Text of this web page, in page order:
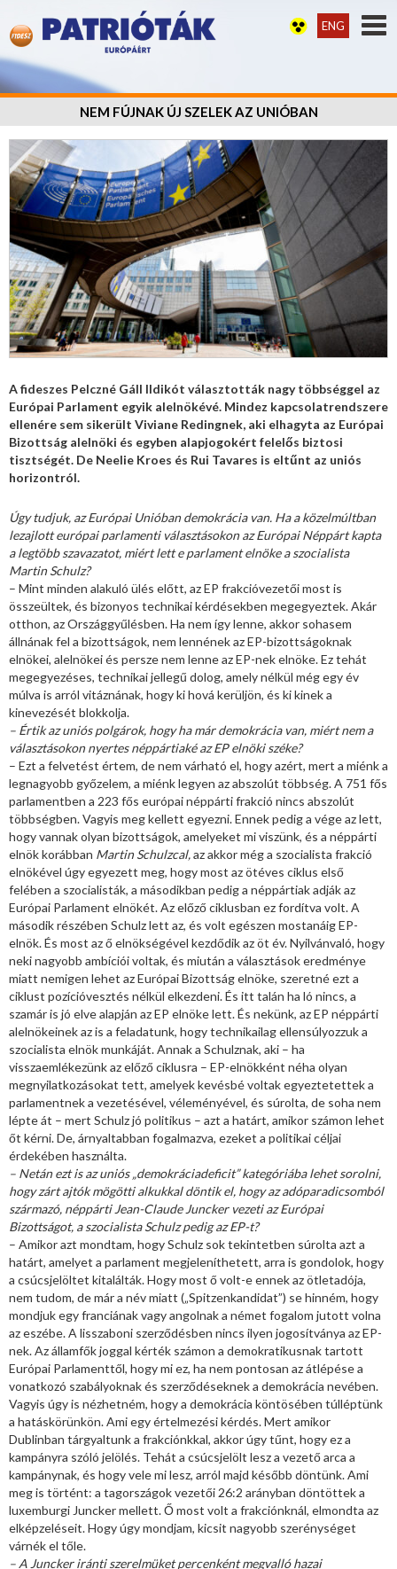
ENG
NEM FÚJNAK ÚJ SZELEK AZ UNIÓBAN
A fideszes Pelczné Gáll Ildikót választották nagy többséggel az
Európai Parlament egyik alelnökévé. Mindez kapcsolatrendszere
ellenére sem sikerült Viviane Redingnek, aki elhagyta az Európai
Bizottság alelnöki és egyben alapjogokért felelős biztosi
tisztségét. De Neelie Kroes és Rui Tavares is eltűnt az uniós
horizontról.
Úgy tudjuk, az Európai Unióban demokrácia van. Ha a közelmúltban
lezajlott európai parlamenti választásokon az Európai Néppárt kapta
a legtöbb szavazatot, miért lett e parlament elnöke a szocialista
Martin Schulz?
– Mint minden alakuló ülés előtt, az EP frakcióvezetői most is
összeültek, és bizonyos technikai kérdésekben megegyeztek. Akár
otthon, az Országgyűlésben. Ha nem így lenne, akkor sohasem
állnának fel a bizottságok, nem lennének az EP-bizottságoknak
elnökei, alelnökei és persze nem lenne az EP-nek elnöke. Ez tehát
megegyezéses, technikai jellegű dolog, amely nélkül még egy év
múlva is arról vitáznának, hogy ki hová kerüljön, és ki kinek a
kinevezését blokkolja.
– Értik az uniós polgárok, hogy ha már demokrácia van, miért nem a
választásokon nyertes néppártiaké az EP elnöki széke?
– Ezt a felvetést értem, de nem várható el, hogy azért, mert a miénk a
legnagyobb győzelem, a miénk legyen az abszolút többség. A 751 fős
parlamentben a 223 fős európai néppárti frakció nincs abszolút
többségben. Vagyis meg kellett egyezni. Ennek pedig a vége az lett,
hogy vannak olyan bizottságok, amelyeket mi viszünk, és a néppárti
elnök korábban Martin Schulzcal,az akkor még a szocialista frakció
elnökével úgy egyezett meg, hogy most az ötéves ciklus első
felében a szocialisták, a másodikban pedig a néppártiak adják az
Európai Parlament elnökét. Az előző ciklusban ez fordítva volt. A
második részében Schulz lett az, és volt egészen mostanáig EP-
elnök. És most az ő elnökségével kezdődik az öt év. Nyilvánvaló, hogy
neki nagyobb ambíciói voltak, és miután a választások eredménye
miatt nemigen lehet az Európai Bizottság elnöke, szeretné ezt a
ciklust pozícióvesztés nélkül elkezdeni. És itt talán ha ló nincs, a
szamár is jó elve alapján az EP elnöke lett. És nekünk, az EP néppárti
alelnökeinek az is a feladatunk, hogy technikailag ellensúlyozzuk a
szocialista elnök munkáját. Annak a Schulznak, aki – ha
visszaemlékezünk az előző ciklusra – EP-elnökként néha olyan
megnyilatkozásokat tett, amelyek kevésbé voltak egyeztetettek a
parlamentnek a vezetésével, véleményével, és súrolta, de soha nem
lépte át – mert Schulz jó politikus – azt a határt, amikor számon lehet
őt kérni. De, árnyaltabban fogalmazva, ezeket a politikai céljai
érdekében használta.
– Netán ezt is az uniós „demokráciadeficit” kategóriába lehet sorolni,
hogy zárt ajtók mögötti alkukkal döntik el, hogy az adóparadicsomból
származó, néppárti Jean-Claude Juncker vezeti az Európai
Bizottságot, a szocialista Schulz pedig az EP-t?
– Amikor azt mondtam, hogy Schulz sok tekintetben súrolta azt a
határt, amelyet a parlament megjeleníthetett, arra is gondolok, hogy
a csúcsjelöltet kitalálták. Hogy most ő volt-e ennek az ötletadója,
nem tudom, de már a név miatt („Spitzenkandidat”) se hinném, hogy
mondjuk egy franciának vagy angolnak a német fogalom jutott volna
az eszébe. A lisszaboni szerződésben nincs ilyen jogosítványa az EP-
nek. Az államfők joggal kérték számon a demokratikusnak tartott
Európai Parlamenttől, hogy mi ez, ha nem pontosan az átlépése a
vonatkozó szabályoknak és szerződéseknek a demokrácia nevében.
Vagyis úgy is nézhetném, hogy a demokrácia köntösében túlléptünk
a hatáskörünkön. Ami egy értelmezési kérdés. Mert amikor
Dublinban tárgyaltunk a frakciónkkal, akkor úgy tűnt, hogy ez a
kampányra szóló jelölés. Tehát a csúcsjelölt lesz a vezető arca a
kampánynak, és hogy vele mi lesz, arról majd később döntünk. Ami
meg is történt: a tagországok vezetői 26:2 arányban döntöttek a
luxemburgi Juncker mellett. Ő most volt a frakciónknál, elmondta az
elképzeléseit. Hogy úgy mondjam, kicsit nagyobb szerénységet
várnék el tőle.
– A Juncker iránti szerelmüket percenként megvalló hazai